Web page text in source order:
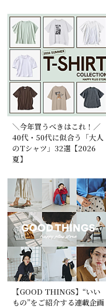
＼今年買うべきはこれ！／
40代・50代に似合う「大人
のTシャツ」32選【2026
夏】
【GOOD THINGS】“いい
もの”をご紹介する連載企画